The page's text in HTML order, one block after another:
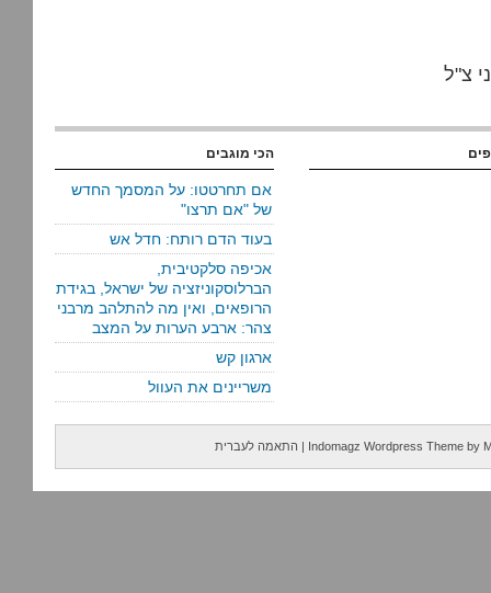
הכי מוגבים
אם תחרטטו: על המסמך החדש
של "אם תרצו"
בעוד הדם רותח: חדל אש
אכיפה סלקטיבית,
הברלוסקוניזציה של ישראל, בגידת
הרופאים, ואין מה להתלהב מרבני
צהר: ארבע הערות על המצב
ארגון קש
משריינים את העוול
Indomagz Wordpress Theme by
| התאמה לעברית